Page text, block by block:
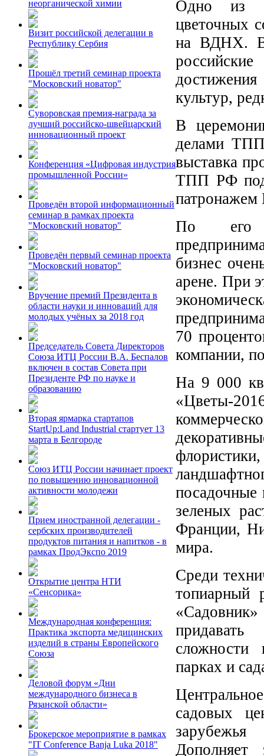
неорганической химии
Визит российской делегации в
Республику Сербия
Прошёл третий семинар проекта
"Московский новатор"
Суворовская премия-награда за
лучший российско-швейцарский
инновационный проект
Конференция «Цифровая индустрия
промышленной России»
Проведён второй информационный
семинар в рамках проекта
"Московский новатор"
Проведён первый семинар проекта
"Московский новатор"
Вручение премий Президента в
области науки и инноваций для
молодых учёных за 2018 год
Председатель Совета Директоров
Союза ИТЦ России В.А. Беспалов
включен в состав Совета при
Президенте РФ по науке и
образованию
Вторая ярмарка стартапов
StartUp:Land Industrial стартует 13
марта в Белгороде
Союз ИТЦ России начинает проект
по повышению инновационной
активности молодежи
Прием иностранной делегации -
сербских производителей
продуктов питания и напитков - в
рамках ПродЭкспо 2019
Открытие центра НТИ
«Сенсорика»
Международная конференция:
Практика экспорта медицинских
изделий в страны Европейского
Союза
Деловой форум «Дни
международного бизнеса в
Рязанской области»
Брокерское мероприятие в рамках
"IT Conference Banja Luka 2018"
Одно из
цветочных
на ВДНХ. В
российские
культур,
В
делами
выставка
ТПП РФ
патронажем
По его
бизнес
арене. При
70
компании,
На 9 000
«Цветы-
посадочные
зеленых
Франции,
мира.
Среди
топиарный
сложности
парках и
садовых